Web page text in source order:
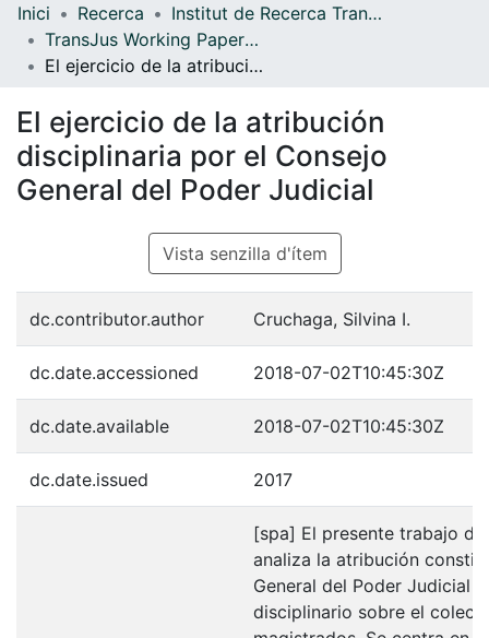
Navega per tot el DD
Com publicar
Inici Recerca
Institut de Recerca TransJus
TransJus Working Papers Publications (Institut de Recerca TransJus)
El ejercicio de la atribución disciplinaria por el Consejo General del Poder Judicial
El ejercicio de la atribución
disciplinaria por el Consejo
General del Poder Judicial
Vista senzilla d'ítem
dc.contributor.author Cruchaga, Silvina I.
dc.date.accessioned 2018-07-02T10:45:30Z
dc.date.available 2018-07-02T10:45:30Z
dc.date.issued 2017
[spa] El presente trabajo
analiza la atribución
General del Poder Judicial
disciplinario sobre el